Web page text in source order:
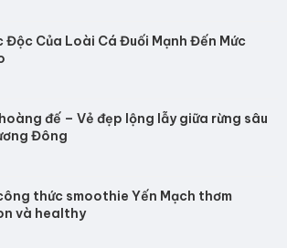
Độc Của Loài Cá Đuối Mạnh Đến Mức
đế – Vẻ đẹp lộng lẫy giữa rừng sâu
Đông
thức smoothie Yến Mạch thơm
và healthy